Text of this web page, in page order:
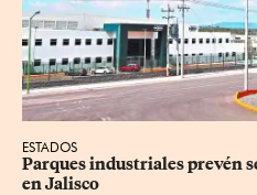
ESTADOS
Parques industriales prevén
en Jalisco